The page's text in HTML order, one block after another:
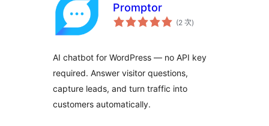
Promptor
(2 次評
分)
AI chatbot for WordPress — no API key
required. Answer visitor questions,
capture leads, and turn traffic into
customers automatically.